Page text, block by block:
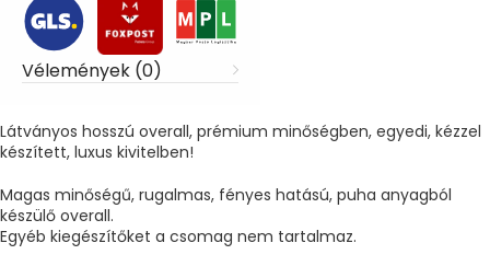
Vélemények (0)
Látványos hosszú overall, prémium minőségben, egyedi, kézzel
készített, luxus kivitelben!
Magas minőségű, rugalmas, fényes hatású, puha anyagból
készülő overall.
Egyéb kiegészítőket a csomag nem tartalmaz.